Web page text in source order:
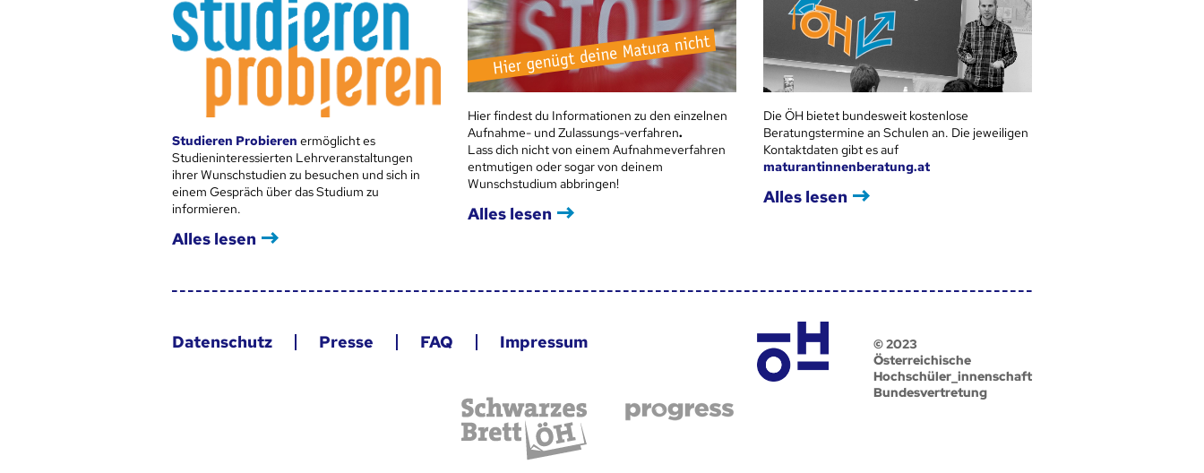
Studieren Probieren ermöglicht es
Studieninteressierten Lehrveranstaltungen
ihrer Wunschstudien zu besuchen und sich in
einem Gespräch über das Studium zu
informieren.
Alles lesen
Hier findest du Informationen zu den einzelnen
Aufnahme- und Zulassungs-verfahren.
Lass dich nicht von einem Aufnahmeverfahren
entmutigen oder sogar von deinem
Wunschstudium abbringen!
Alles lesen
Die ÖH bietet bundesweit kostenlose
Beratungstermine an Schulen an. Die jeweiligen
Kontaktdaten gibt es auf
maturantinnenberatung.at
Alles lesen
Datenschutz Presse FAQ Impressum
© 2023
Österreichische
Hochschüler_innenschaft
Bundesvertretung